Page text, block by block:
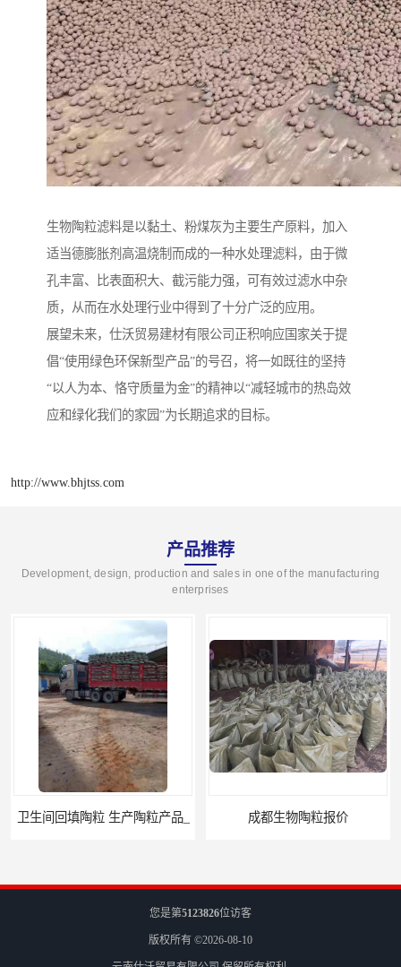
生物陶粒滤料是以黏土、粉煤灰为主要生产原料，加入
适当德膨胀剂高温烧制而成的一种水处理滤料，由于微
孔丰富、比表面积大、截污能力强，可有效过滤水中杂
质，从而在水处理行业中得到了十分广泛的应用。
展望未来，仕沃贸易建材有限公司正积响应国家关于提
倡“使用绿色环保新型产品”的号召，将一如既往的坚持
“以人为本、恪守质量为金”的精神以“减轻城市的热岛效
应和绿化我们的家园”为长期追求的目标。
http://www.bhjtss.com
产品推荐
Development, design, production and sales in one of the manufacturing
enterprises
卫生间回填陶粒 生产陶粒产品_ 成都生物陶粒报价
您是第5123826位访客
版权所有 ©2026-08-10